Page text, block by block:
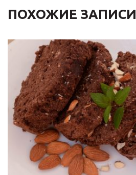
ПОХОЖИЕ ЗАПИСИ